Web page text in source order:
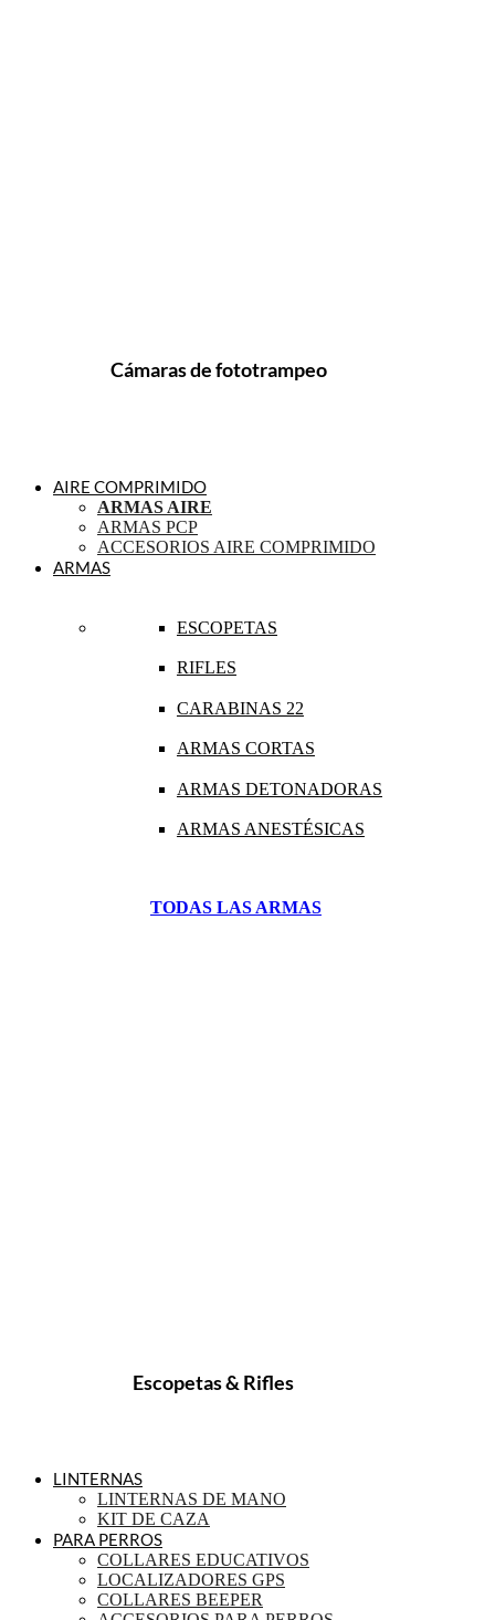
Cámaras de fototrampeo
AIRE COMPRIMIDO
ARMAS AIRE
ARMAS PCP
ACCESORIOS AIRE COMPRIMIDO
ARMAS
ESCOPETAS
RIFLES
CARABINAS 22
ARMAS CORTAS
ARMAS DETONADORAS
ARMAS ANESTÉSICAS
TODAS LAS ARMAS
Escopetas & Rifles
LINTERNAS
LINTERNAS DE MANO
KIT DE CAZA
PARA PERROS
COLLARES EDUCATIVOS
LOCALIZADORES GPS
COLLARES BEEPER